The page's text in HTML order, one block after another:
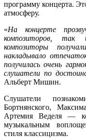
программу концерта.
атмосферу.
«На концерте
композиторов, так
композиторы
накладывало
получилась очень
слушатели по
Альберт Мишин.
Слушатели
Бортнянского,
Артемия Веделя —
музыкальным
стиля классицизма.